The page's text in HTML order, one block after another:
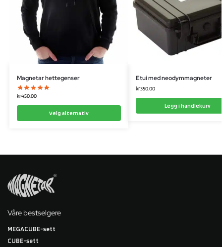
Magnetar hettegenser
kr450.00
Velg alternativ
Etui med neodymmagneter
kr350.00
Legg i handlekurv
Våre bestselgere
MEGACUBE-sett
CUBE-sett